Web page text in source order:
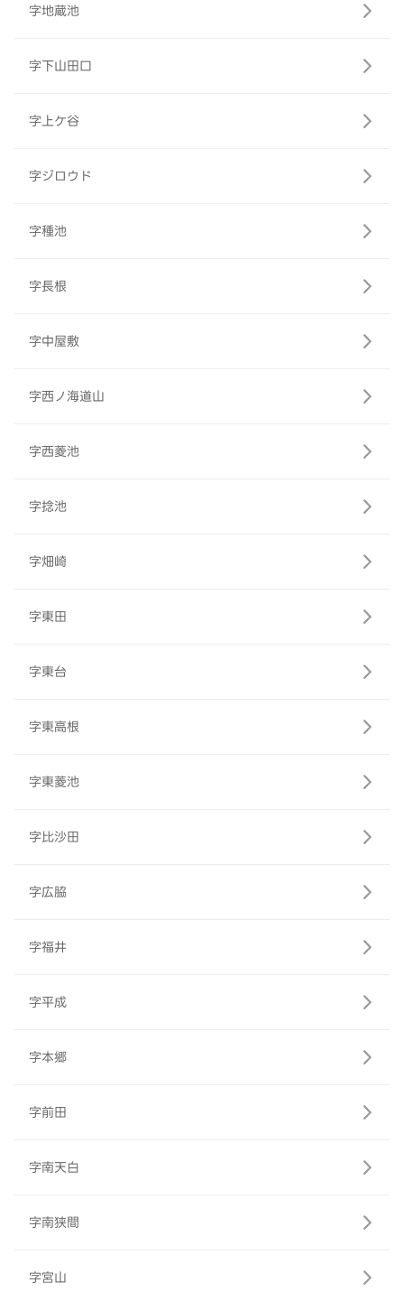
字地蔵池
字下山田口
字上ケ谷
字ジロウド
字種池
字長根
字中屋敷
字西ノ海道山
字西菱池
字捻池
字畑崎
字東田
字東台
字東高根
字東菱池
字比沙田
字広脇
字福井
字平成
字本郷
字前田
字南天白
字南狭間
字宮山